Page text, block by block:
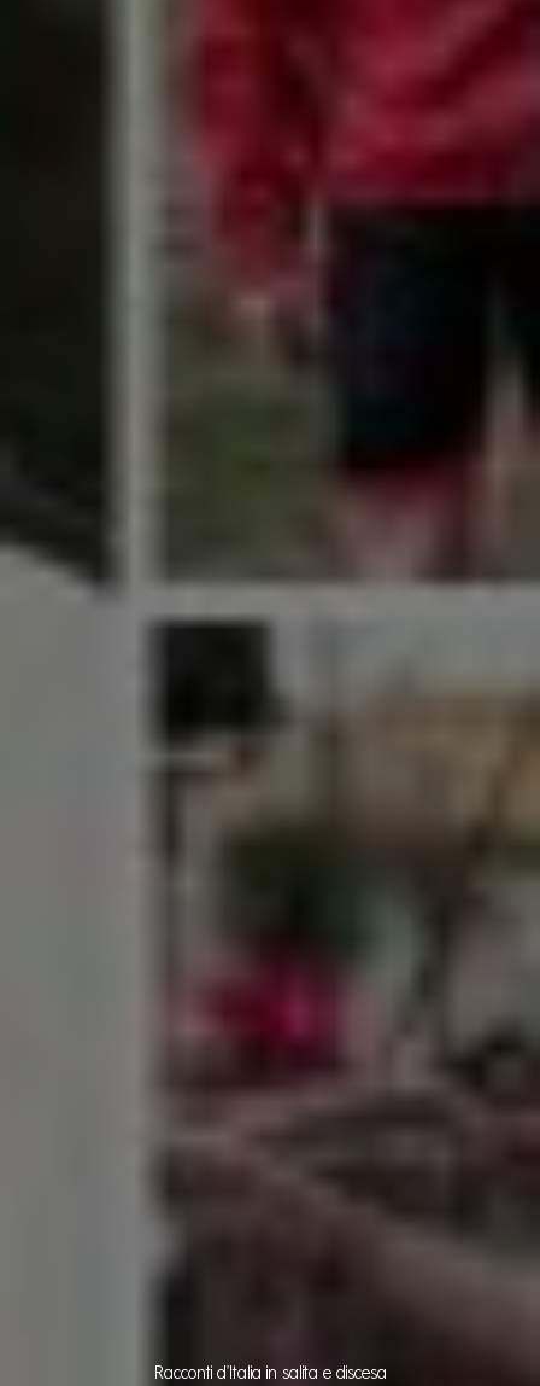
Racconti d'Italia in salita e discesa